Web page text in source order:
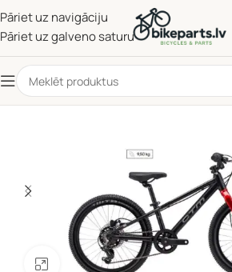
Pāriet uz navigāciju
Pāriet uz galveno saturu
Noklikšķiniet, lai palielinātu